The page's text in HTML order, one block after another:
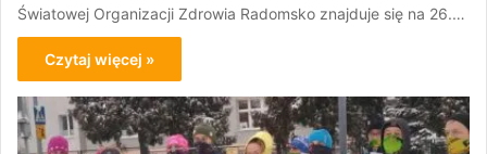
Światowej Organizacji Zdrowia Radomsko znajduje się na 26.…
Czytaj więcej »